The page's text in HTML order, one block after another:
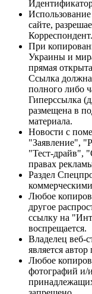
сайте,
При
Украины и
прямая
Ссылка должна
полного либо
Гиперссылка
размещена в
материала.
Новости с
"Заявление",
"Тест-драйв",
правах
Раздел
Любое
другое
ссылку на
воспрещается.
Владелец веб-
является
Любое
фотографий и/